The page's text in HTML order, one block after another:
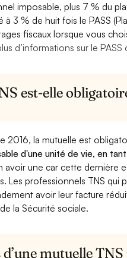
imposable, plus 7 % du
3 % de huit fois le PASS
fiscaux lorsque vous
d’informations sur le PASS
est-elle
2016, la mutuelle est
d'une unité de vie, en
avoir une car cette dernière
Les professionnels TNS
avoir leur facture
la Sécurité sociale.
d’une mutuelle